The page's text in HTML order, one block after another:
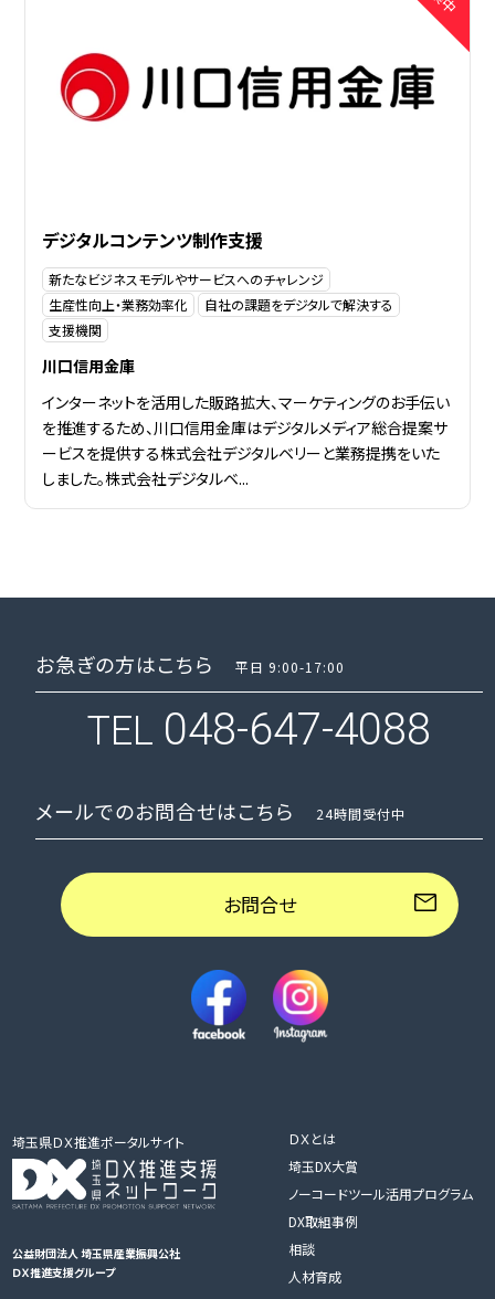
デジタルコンテンツ制作支援
新たなビジネスモデルやサービスへのチャレンジ
生産性向上・業務効率化
自社の課題をデジタルで解決する
支援機関
川口信用金庫
インターネットを活用した販路拡大、マーケティングのお手伝い
を推進するため、川口信用金庫はデジタルメディア総合提案サ
ービスを提供する株式会社デジタルベリーと業務提携をいた
しました。株式会社デジタルベ...
お急ぎの方はこちら 平日 9:00-17:00
TEL 048-647-4088
メールでのお問合せはこちら 24時間受付中
お問合せ
埼玉県ＤＸ推進ポータルサイト
公益財団法人 埼玉県産業振興公社
ＤＸ推進支援グループ
ＤＸとは
埼玉DX大賞
ノーコードツール活用プログラム
DX取組事例
相談
人材育成